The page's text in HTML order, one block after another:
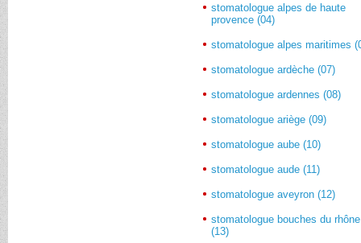
stomatologue alpes de haute
provence (04)
stomatologue alpes maritimes
stomatologue ardèche (07)
stomatologue ardennes (08)
stomatologue ariège (09)
stomatologue aube (10)
stomatologue aude (11)
stomatologue aveyron (12)
stomatologue bouches du rhône
(13)